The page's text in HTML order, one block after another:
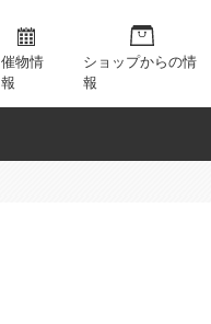
催物情
報
ショップからの情
報